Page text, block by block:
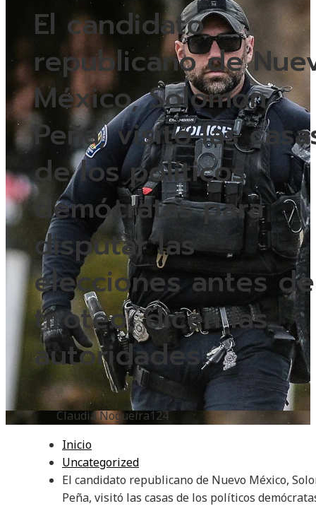
El candidato
republicano de
México, Solomon
Peña, visitó las
de los políticos
demócratas para
disputar las
elecciones antes
tiroteo, dicen las
autoridades.
Claudia Nogueira124
Inicio
Uncategorized
El candidato republicano de Nuevo México,
Peña, visitó las casas de los políticos